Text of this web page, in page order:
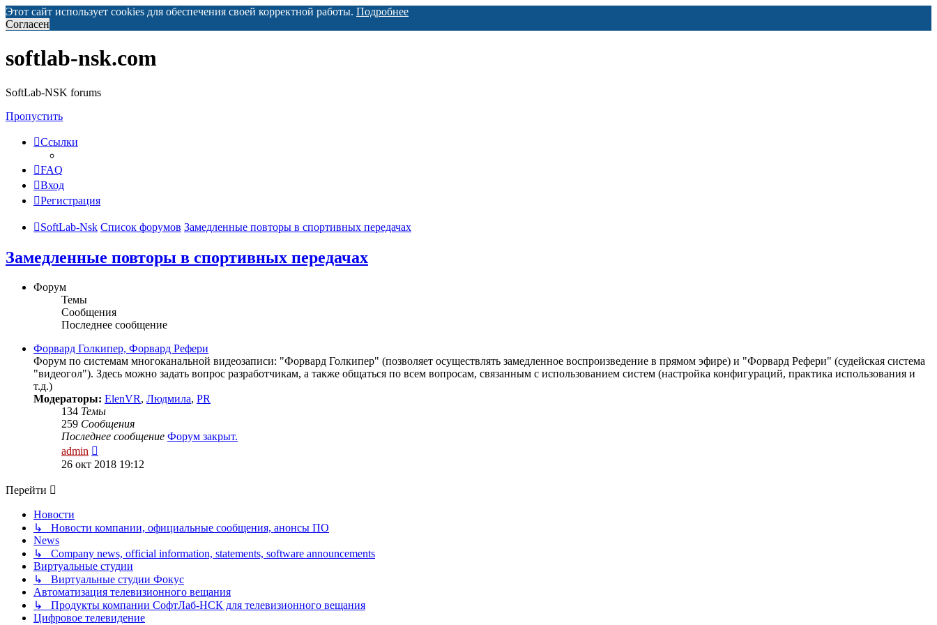
Этот сайт использует cookies для обеспечения своей корректной работы. Подробнее
Согласен
softlab-nsk.com
SoftLab-NSK forums
Пропустить
Ссылки
FAQ
Вход
Регистрация
SoftLab-Nsk Список форумов Замедленные повторы в спортивных передачах
Замедленные повторы в спортивных передачах
Форум
Темы
Сообщения
Последнее сообщение
Форвард Голкипер, Форвард Рефери
Форум по системам многоканальной видеозаписи: "Форвард Голкипер" (позволяет осуществлять замедленное воспроизведение в прямом эфире) и "Форвард Рефери" (судейская система
"видеогол"). Здесь можно задать вопрос разработчикам, а также общаться по всем вопросам, связанным с использованием систем (настройка конфигураций, практика использования и
т.д.)
Модераторы: ElenVR, Людмила, PR
134 Темы
259 Сообщения
Последнее сообщение Форум закрыт.
admin
к
26 окт 2018 19:12
Перейти
Новости
↳ Новости компании, официальные сообщения, анонсы ПО
News
↳ Company news, official information, statements, software announcements
Виртуальные студии
↳ Виртуальные студии Фокус
Автоматизация телевизионного вещания
↳ Продукты компании СофтЛаб-НСК для телевизионного вещания
Цифровое телевидение